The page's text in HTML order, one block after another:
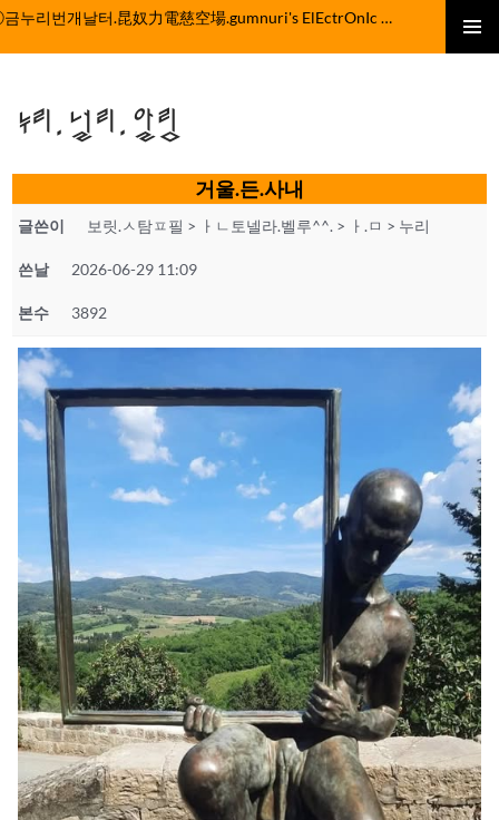
컨
뛰
기
ⓒ금누리번개날터.昆奴力電慈空場.gumnuri's ElEctrOnIc fActOrY
누리.널리.알림
거울.든.사내
글쓴이 보릿.ㅅ탐ㅍ필 > ㅏㄴ토넬라.벨루^^. > ㅏ.ㅁ > 누리
쓴날 2026-06-29 11:09
본수 3892